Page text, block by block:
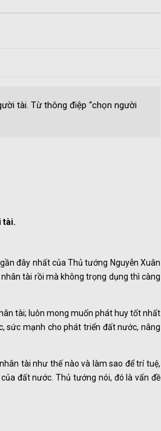
tài. Từ thông điệp “chọn người
tài.
đây nhất của Thủ tướng Nguyễn Xuân
tài rồi mà không trọng dụng thì càng
tài; luôn mong muốn phát huy tốt nhất
sức mạnh cho phát triển đất nước, nâng
tài như thế nào và làm sao để trí tuệ,
đất nước. Thủ tướng nói, đó là vấn đề